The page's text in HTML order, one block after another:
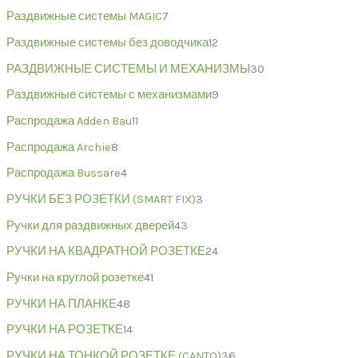
Раздвижные системы MAGIC7
Раздвижные системы без доводчика12
РАЗДВИЖНЫЕ СИСТЕМЫ И МЕХАНИЗМЫ 30
Раздвижные системы с механизмами9
Распродажа Adden Bau11
Распродажа Archie8
Распродажа Bussare4
РУЧКИ БЕЗ РОЗЕТКИ (SMART FIX)3
Ручки для раздвижных дверей43
РУЧКИ НА КВАДРАТНОЙ РОЗЕТКЕ24
Ручки на круглой розетке41
РУЧКИ НА ПЛАНКЕ48
РУЧКИ НА РОЗЕТКЕ14